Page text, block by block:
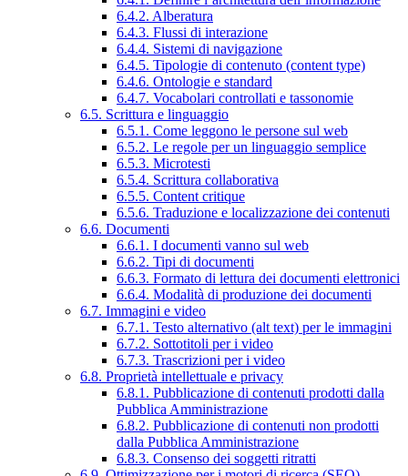
6.4.2. Alberatura
6.4.3. Flussi di interazione
6.4.4. Sistemi di navigazione
6.4.5. Tipologie di contenuto (content type)
6.4.6. Ontologie e standard
6.4.7. Vocabolari controllati e tassonomie
6.5. Scrittura e linguaggio
6.5.1. Come leggono le persone sul web
6.5.2. Le regole per un linguaggio semplice
6.5.3. Microtesti
6.5.4. Scrittura collaborativa
6.5.5. Content critique
6.5.6. Traduzione e localizzazione dei contenuti
6.6. Documenti
6.6.1. I documenti vanno sul web
6.6.2. Tipi di documenti
6.6.3. Formato di lettura dei documenti elettronici
6.6.4. Modalità di produzione dei documenti
6.7. Immagini e video
6.7.1. Testo alternativo (alt text) per le immagini
6.7.2. Sottotitoli per i video
6.7.3. Trascrizioni per i video
6.8. Proprietà intellettuale e privacy
6.8.1. Pubblicazione di contenuti prodotti dalla
Pubblica Amministrazione
6.8.2. Pubblicazione di contenuti non prodotti
dalla Pubblica Amministrazione
6.8.3. Consenso dei soggetti ritratti